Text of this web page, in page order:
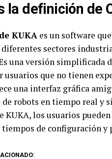
la definición de
KUKA es un software
diferentes sectores
una versión simplificada
que no tienen
una interfaz gráfica
robots en tiempo real y
KUKA, los usuarios
de configuración